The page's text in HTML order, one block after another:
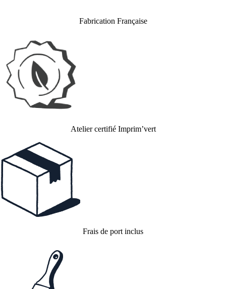
Fabrication Française
Atelier certifié Imprim’vert
Frais de port inclus